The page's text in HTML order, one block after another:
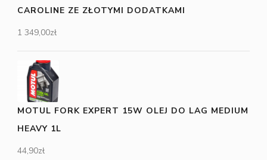
CAROLINE ZE ZŁOTYMI DODATKAMI
1 349,00zł
MOTUL FORK EXPERT 15W OLEJ DO LAG MEDIUM
HEAVY 1L
44,90zł